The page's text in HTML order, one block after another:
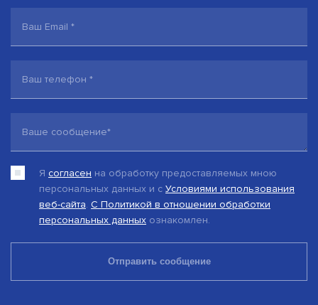
Ваш Email *
Ваш телефон *
Ваше сообщение*
Я согласен на обработку предоставляемых мною
персональных данных и c Условиями использования
веб-сайта. С Политикой в отношении обработки
персональных данных ознакомлен.